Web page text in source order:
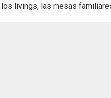
livings, las mesas